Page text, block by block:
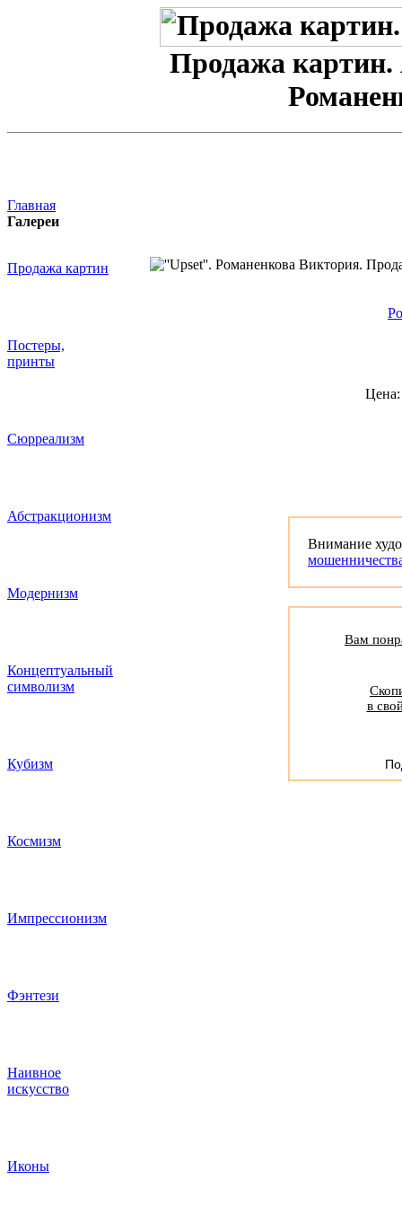
Продажа картин.
Главная
Галереи
Продажа картин
Постеры,
принты
Сюрреализм
Абстракционизм
Модернизм
Концептуальный
символизм
Кубизм
Космизм
Импрессионизм
Фэнтези
Наивное
искусство
Иконы
Внимание
Вам
в